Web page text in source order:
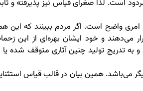
است. لذا صغرای قیاس نیز پذیرفته و
امری واضح است. اگر مردم ببینند که این
می‌دهند و خود ایشان بهره‌ای از این
به تدریج تولید چنین آثاری متوقف شده یا
می‌باشد. همین بیان در قالب قیاس